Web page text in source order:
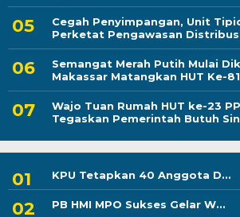
Cegah Penyimpangan, Unit
Perketat Pengawasan
Semangat Merah Putih Mulai
Makassar Matangkan HUT Ke-81
Wajo Tuan Rumah HUT ke-23
Tegaskan Pemerintah Butuh
KPU Tetapkan 40 Anggota D...
PB HMI MPO Sukses Gelar W...